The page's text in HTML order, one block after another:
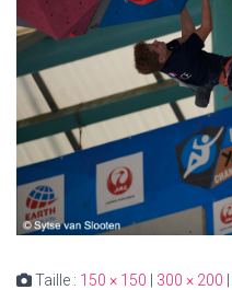
Taille : 150 × 150 | 300 × 200 |